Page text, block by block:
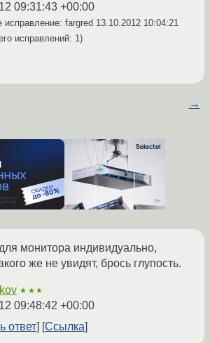
09:31:43 +00:00
исправление: fargred 13.10.2012 10:04:21
исправлений: 1)
→
монитора индивидуально,
же не увидят, брось глупость.
★★★
09:48:42 +00:00
ответ
Ссылка